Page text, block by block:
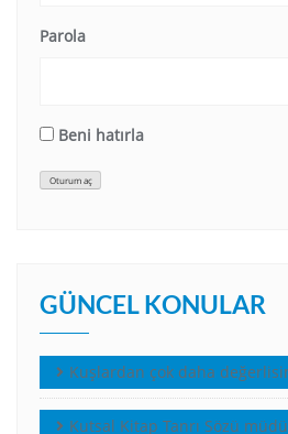
Parola
Beni hatırla
Oturum aç
GÜNCEL KONULAR
Kuşlardan çok daha
Kutsal Kitap Tanrı Sözü